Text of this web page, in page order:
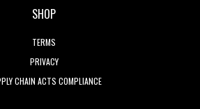
SHOP
TERMS
PRIVACY
CHAIN ACTS COMPLIANCE